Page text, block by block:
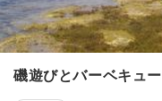
磯遊びとバーベキュー